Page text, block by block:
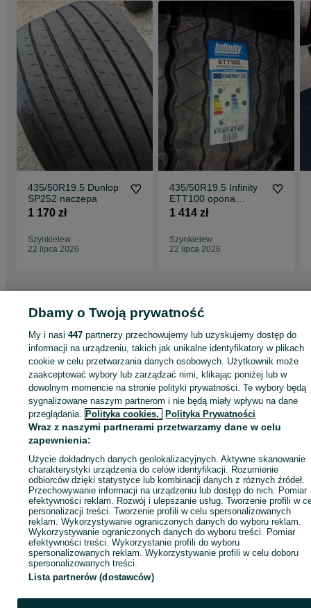
435/50R19.5 Dunlop
SP252 naczepa
1 170 zł
Szynkielew
22 lipca 2026
435/50R19.5 Infinity
ETT100 opona
ciężarowa naczepowa
1 414 zł
Szynkielew
22 lipca 2026
Strona główna Motoryzacja Opony i Felgi Opony
KATEGORIA
ID:1076456560 Wyświetlenia:
Zadzwoń / SMS Wyślij wiadomość
Dbamy o Twoją prywatność
My i nasi447 partnerzy przechowujemy lub uzyskujemy dostęp do
informacji na urządzeniu, takich jak unikalne identyfikatory w plikach
cookie w celu przetwarzania danych osobowych. Użytkownik może
zaakceptować wybory lub zarządzać nimi, klikając poniżej lub w
dowolnym momencie na stronie polityki prywatności. Te wybory będą
sygnalizowane naszym partnerom i nie będą miały wpływu na dane
przeglądania. Polityka cookies, Polityka Prywatności
Wraz z naszymi partnerami przetwarzamy dane w celu
zapewnienia:
Użycie dokładnych danych geolokalizacyjnych. Aktywne skanowanie
charakterystyki urządzenia do celów identyfikacji. Rozumienie
odbiorców dzięki statystyce lub kombinacji danych z różnych źródeł.
Przechowywanie informacji na urządzeniu lub dostęp do nich. Pomiar
efektywności reklam. Rozwój i ulepszanie usług. Tworzenie profili w
personalizacji treści. Tworzenie profili w celu spersonalizowanych
reklam. Wykorzystywanie ograniczonych danych do wyboru reklam.
Wykorzystywanie ograniczonych danych do wyboru treści. Pomiar
efektywności treści. Wykorzystanie profili do wyboru
spersonalizowanych reklam. Wykorzystywanie profili w celu doboru
spersonalizowanych treści.
Lista partnerów (dostawców)